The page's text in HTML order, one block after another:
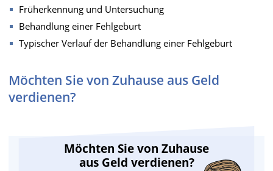
Früherkennung und Untersuchung
Behandlung einer Fehlgeburt
Typischer Verlauf der Behandlung einer Fehlgeburt
Möchten Sie von Zuhause aus Geld
verdienen?
Möchten Sie von Zuhause
aus Geld verdienen?